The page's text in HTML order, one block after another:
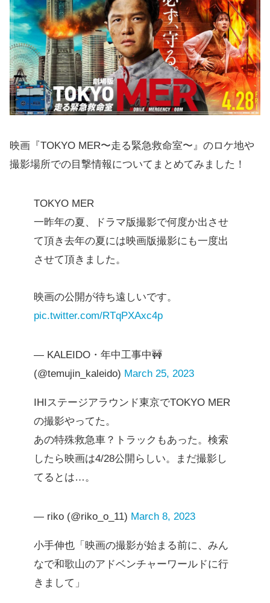
映画『TOKYO MER〜走る緊急救命室〜』のロケ地や
撮影場所での目撃情報についてまとめてみました！
TOKYO MER
一昨年の夏、ドラマ版撮影で何度か出させ
て頂き去年の夏には映画版撮影にも一度出
させて頂きました。
映画の公開が待ち遠しいです。
pic.twitter.com/RTqPXAxc4p
— KALEIDO・年中工事中🚧
(@temujin_kaleido) March 25, 2023
IHIステージアラウンド東京でTOKYO MER
の撮影やってた。
あの特殊救急車？トラックもあった。検索
したら映画は4/28公開らしい。まだ撮影し
てるとは…。
— riko (@riko_o_11) March 8, 2023
小手伸也「映画の撮影が始まる前に、みん
なで和歌山のアドベンチャーワールドに行
きまして」